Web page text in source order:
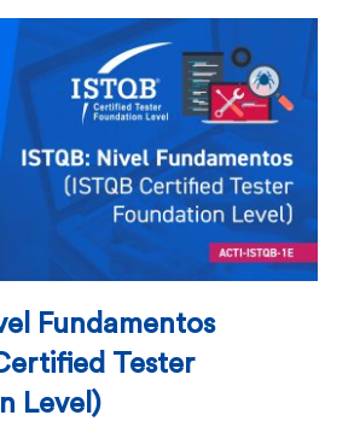
Fundamentos
Tester
Level)